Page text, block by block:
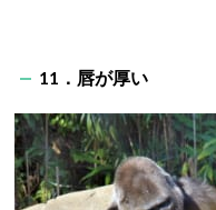
11．唇が厚い